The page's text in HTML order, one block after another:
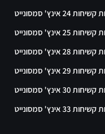
24 אינץ' סמסונייט
25 אינץ' סמסונייט
28 אינץ' סמסונייט
29 אינץ' סמסונייט
30 אינץ' סמסונייט
33 אינץ' סמסונייט